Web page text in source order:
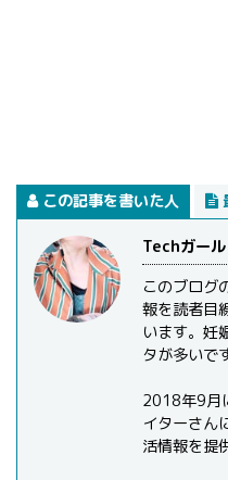
この記事を書いた人
Techガール
このブログ
報を読者目
います。妊
タが多いで
2018年9月
イターさん
活情報を提